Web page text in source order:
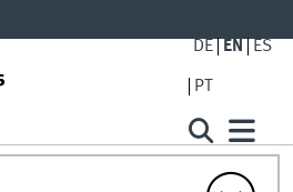
DE EN ES
PT